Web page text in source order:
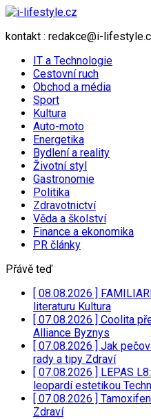
kontakt : redakce@i-
IT a Technologie
Cestovní ruch
Obchod a média
Sport
Kultura
Auto-moto
Energetika
Bydlení a reality
Životní styl
Gastronomie
Politika
Zdravotnictví
Věda a školství
Finance a ekonomika
PR články
Přávě teď
[ 08.08.2026 ]
literaturu Kultura
[ 07.08.2026 ] Coolita
Alliance Byznys
[ 07.08.2026 ] Jak
rady a tipy Zdraví
[ 07.08.2026 ] LEPAS
leopardí estetikou
[ 07.08.2026 ]
Zdraví